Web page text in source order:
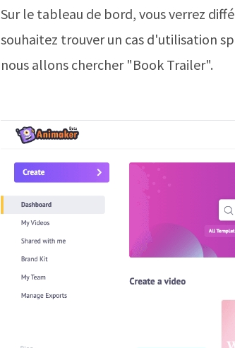
Sur le tableau de bord, vous verrez
souhaitez trouver un cas d'utilisation
nous allons chercher "Book Trailer".